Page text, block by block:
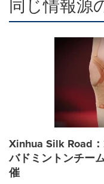
同じ情報源
Xinhua Silk Road
バドミントンチー
催